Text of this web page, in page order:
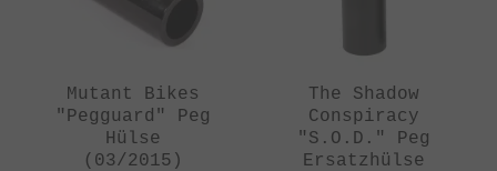
Mutant Bikes
"Pegguard" Peg
Hülse
(03/2015)
The Shadow
Conspiracy
"S.O.D." Peg
Ersatzhülse